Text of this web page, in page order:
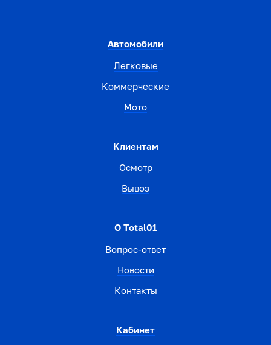
Автомобили
Легковые
Коммерческие
Мото
Клиентам
Осмотр
Вывоз
О Total01
Вопрос-ответ
Новости
Контакты
Кабинет